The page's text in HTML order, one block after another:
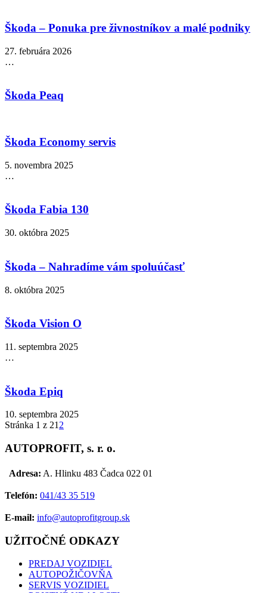
Škoda – Ponuka pre živnostníkov a malé podniky
27. februára 2026
…
Škoda Peaq
Škoda Economy servis
5. novembra 2025
…
Škoda Fabia 130
30. októbra 2025
Škoda – Nahradíme vám spoluúčasť
8. októbra 2025
Škoda Vision O
11. septembra 2025
…
Škoda Epiq
10. septembra 2025
Stránka 1 z 21 2
AUTOPROFIT, s. r. o.
Adresa: A. Hlinku 483 Čadca 022 01
Telefón: 041/43 35 519
E-mail: info@autoprofitgroup.sk
UŽITOČNÉ ODKAZY
PREDAJ VOZIDIEL
AUTOPOŽIČOVŇA
SERVIS VOZIDIEL